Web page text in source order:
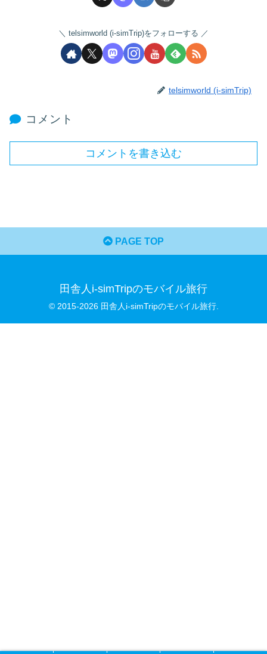
telsimworld (i-simTrip)をフォローする
telsimworld (i-simTrip)
コメント
コメントを書き込む
PAGE TOP
田舎人i-simTripのモバイル旅行
© 2015-2026 田舎人i-simTripのモバイル旅行.